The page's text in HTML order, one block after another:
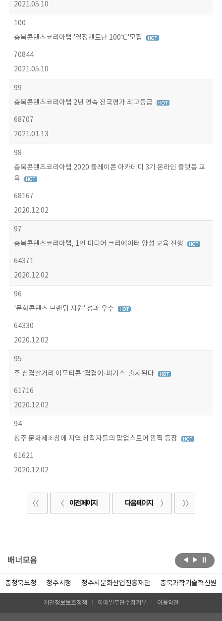
2021.05.10
100
충북콘텐츠코리아랩 '열정멘토단 100℃'모집
70844
2021.05.10
99
충북콘텐츠코리아랩 2년 연속 전국평가 최고등급
68707
2021.01.13
98
충북콘텐츠코리아랩 2020 플레이콘 아카데미 3기 온라인 플랫폼 교
육
68167
2020.12.02
97
충북콘텐츠코리아랩, 1인 미디어 크리에이터 양성 교육 진행
64371
2020.12.02
96
'문화콘텐츠 브랜딩 지원' 성과 우수
64330
2020.12.02
95
주 삼겹살거리 이모티콘 ‘겹겹이·피기스’ 출시된다
61716
2020.12.02
94
청주 문화제조창에 지역 창작자들의 팝업스토어 깜짝 등장
61621
2020.12.02
이전 페이지 다음 페이지
배너모음
충청북도청 청주시청 청주시문화산업진흥재단 충북과학기술혁신원
개인정보보호정책 이메일무단수집거부 이용약관